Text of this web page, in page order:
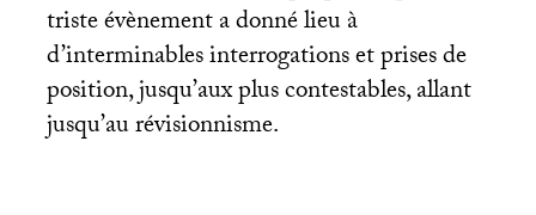
triste évènement a donné lieu à
d’interminables interrogations et prises de
position, jusqu’aux plus contestables, allant
jusqu’au révisionnisme.